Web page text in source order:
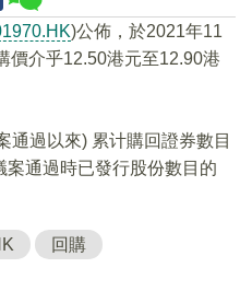
)公佈，於2021年11
價介乎12.50港元至12.90港
通過以來) 累计購回證券數目
通過時已發行股份數目的
回購